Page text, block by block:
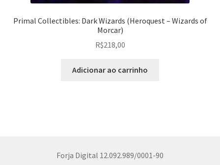
Primal Collectibles: Dark Wizards (Heroquest – Wizards of
Morcar)
R$218,00
Adicionar ao carrinho
Forja Digital 12.092.989/0001-90